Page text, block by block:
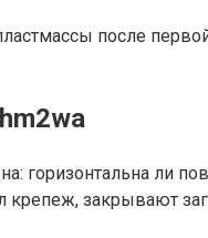
после
ли
закрывают